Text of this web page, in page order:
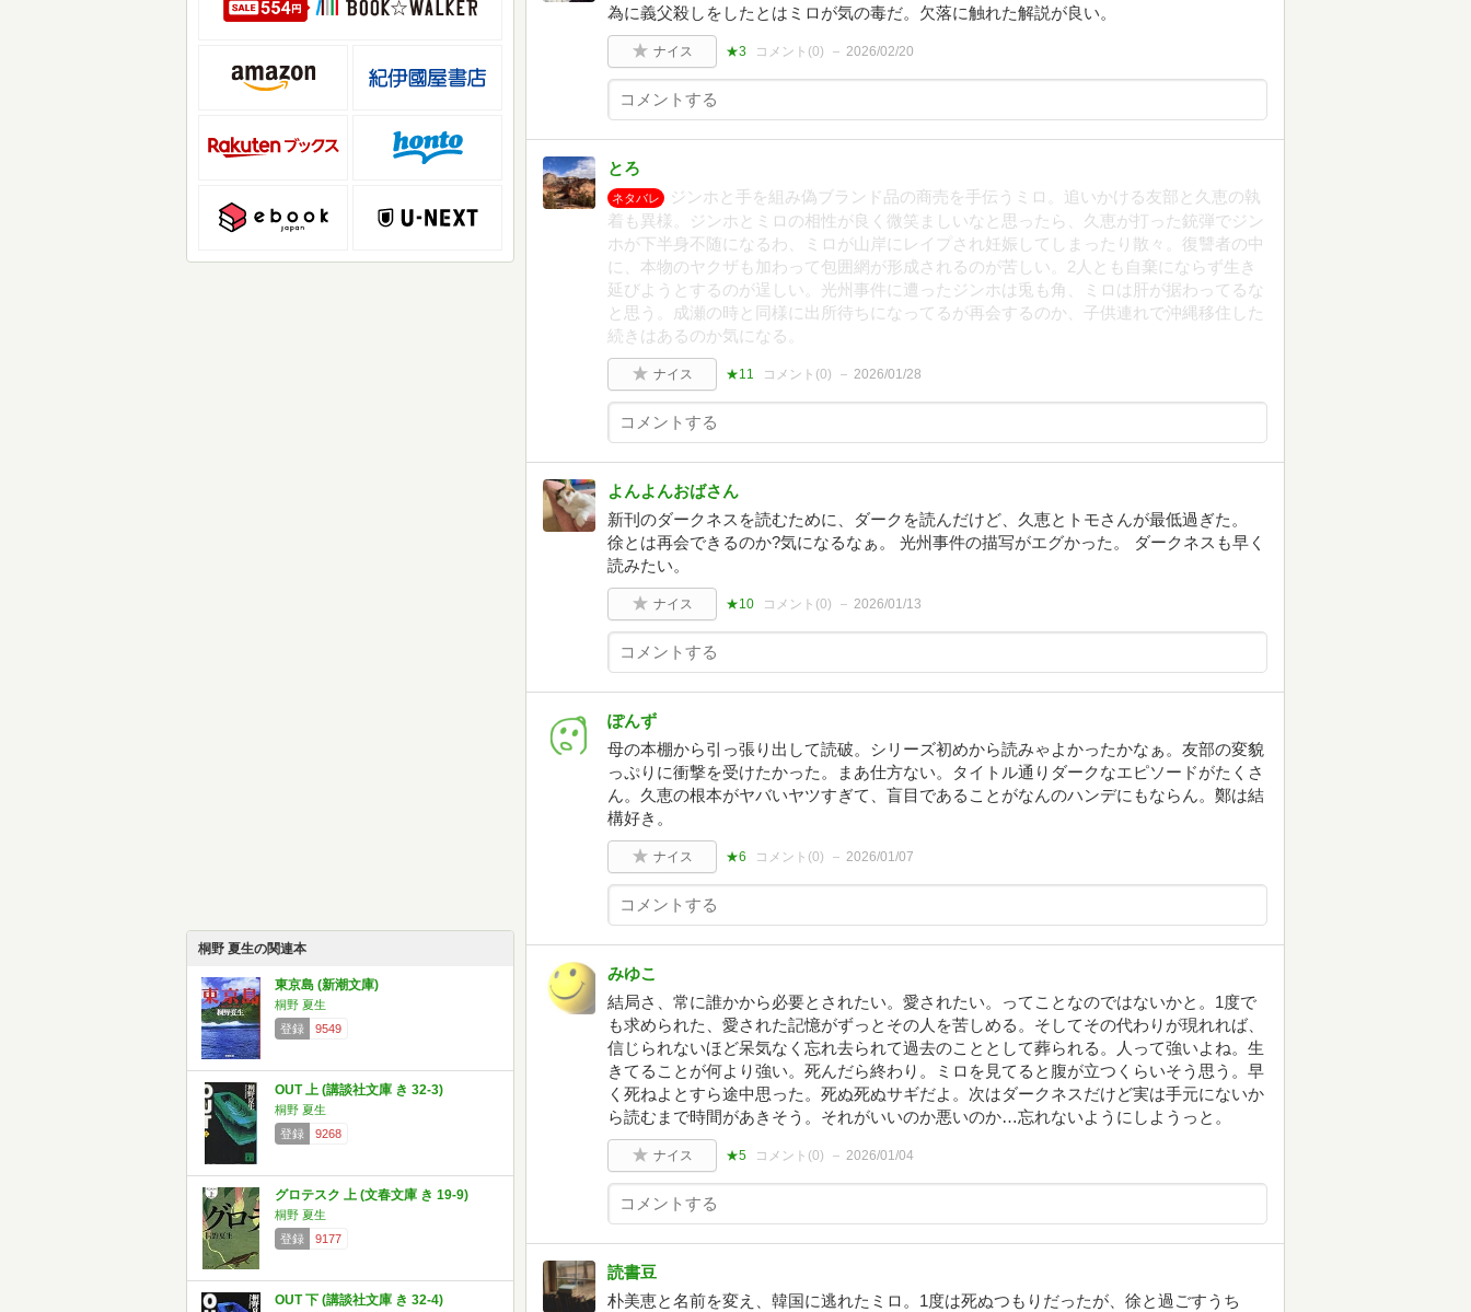
桐野 夏生の関連本
東京島 (新潮文庫)
桐野 夏生
登録
9549
OUT 上 (講談社文庫 き 32-3)
桐野 夏生
登録
9268
グロテスク 上 (文春文庫 き 19-9)
桐野 夏生
登録
9177
OUT 下 (講談社文庫 き 32-4)
為に義父殺しをしたとはミロが気の毒だ。欠落に触れた解説が良い。
ナイス ★3 コメント(0) 2026/02/20
とろ
ネタバレ
ジンホと手を組み偽ブランド品の商売を手伝うミロ。追いかける友部と久恵の執
着も異様。ジンホとミロの相性が良く微笑ましいなと思ったら、久恵が打った銃弾でジン
ホが下半身不随になるわ、ミロが山岸にレイプされ妊娠してしまったり散々。復讐者の中
に、本物のヤクザも加わって包囲網が形成されるのが苦しい。2人とも自棄にならず生き
延びようとするのが逞しい。光州事件に遭ったジンホは兎も角、ミロは肝が据わってるな
と思う。成瀬の時と同様に出所待ちになってるが再会するのか、子供連れで沖縄移住した
続きはあるのか気になる。
ナイス ★11 コメント(0) 2026/01/28
よんよんおばさん
新刊のダークネスを読むために、ダークを読んだけど、久恵とトモさんが最低過ぎた。
徐とは再会できるのか?気になるなぁ。 光州事件の描写がエグかった。 ダークネスも早く
読みたい。
ナイス ★10 コメント(0) 2026/01/13
ぽんず
母の本棚から引っ張り出して読破。シリーズ初めから読みゃよかったかなぁ。友部の変貌
っぷりに衝撃を受けたかった。まあ仕方ない。タイトル通りダークなエピソードがたくさ
ん。久恵の根本がヤバいヤツすぎて、盲目であることがなんのハンデにもならん。鄭は結
構好き。
ナイス ★6 コメント(0) 2026/01/07
みゆこ
結局さ、常に誰かから必要とされたい。愛されたい。ってことなのではないかと。1度で
も求められた、愛された記憶がずっとその人を苦しめる。そしてその代わりが現れれば、
信じられないほど呆気なく忘れ去られて過去のこととして葬られる。人って強いよね。生
きてることが何より強い。死んだら終わり。ミロを見てると腹が立つくらいそう思う。早
く死ねよとすら途中思った。死ぬ死ぬサギだよ。次はダークネスだけど実は手元にないか
ら読むまで時間があきそう。それがいいのか悪いのか…忘れないようにしようっと。
ナイス ★5 コメント(0) 2026/01/04
読書豆
朴美恵と名前を変え、韓国に逃れたミロ。1度は死ぬつもりだったが、徐と過ごすうち